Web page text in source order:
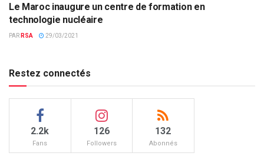
INNOVATION
Le Maroc inaugure un centre de formation en
technologie nucléaire
PAR RSA 29/03/2021
Restez connectés
2.2k
Fans
126
Followers
132
Abonnés